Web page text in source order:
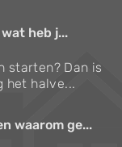
heb j...
starten? Dan is
het halve...
waarom ge...